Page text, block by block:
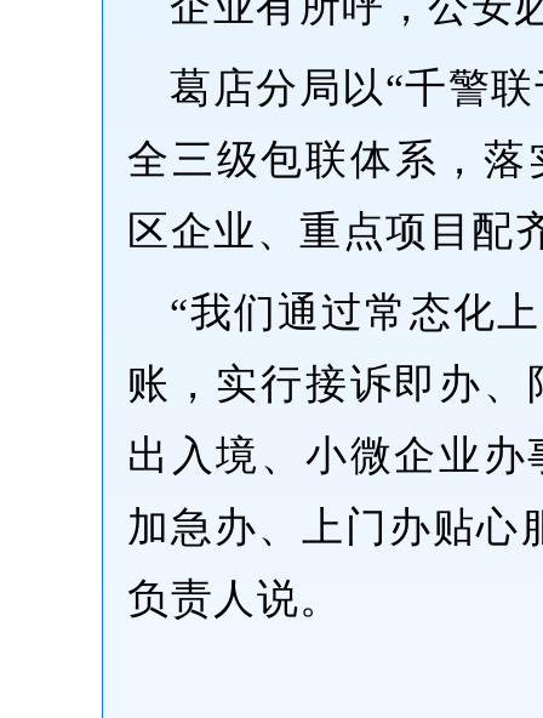
葛店分局以“千警
全三级包联体系，
区企业、重点项目配
“我们通过常态化
账，实行接诉即办
出入境、小微企业
加急办、上门办贴心
负责人说。